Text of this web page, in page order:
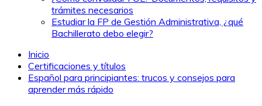
trámites necesarios
Estudiar la FP de Gestión Administrativa, ¿qué
Bachillerato debo elegir?
Inicio
Certificaciones y títulos
Español para principiantes: trucos y consejos para
aprender más rápido